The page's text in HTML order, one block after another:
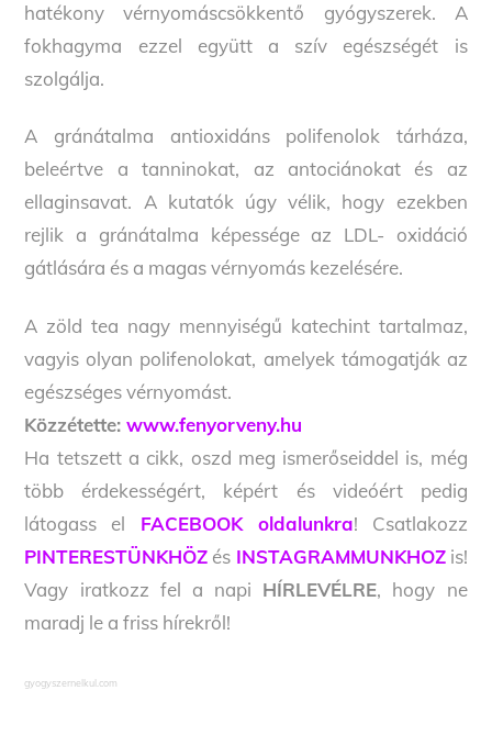
hatékony vérnyomáscsökkentő gyógyszerek. A
fokhagyma ezzel együtt a szív egészségét is
szolgálja.
A gránátalma antioxidáns polifenolok tárháza,
beleértve a tanninokat, az antociánokat és az
ellaginsavat. A kutatók úgy vélik, hogy ezekben
rejlik a gránátalma képessége az LDL- oxidáció
gátlására és a magas vérnyomás kezelésére.
A zöld tea nagy mennyiségű katechint tartalmaz,
vagyis olyan polifenolokat, amelyek támogatják az
egészséges vérnyomást.
Közzétette:www.fenyorveny.hu
Ha tetszett a cikk, oszd meg ismerőseiddel is, még
több érdekességért, képért és videóért pedig
látogass el FACEBOOK oldalunkra! Csatlakozz
PINTERESTÜNKHÖZ és INSTAGRAMMUNKHOZis!
Vagy iratkozz fel a napi HÍRLEVÉLRE, hogy ne
maradj le a friss hírekről!
gyogyszernelkul.com